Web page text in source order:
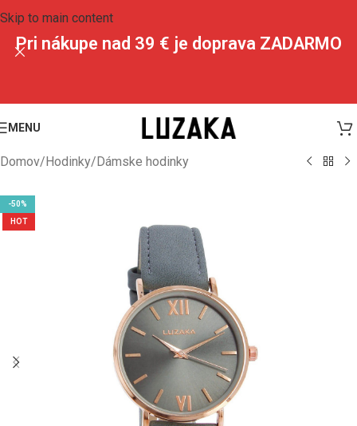
Skip to main content
Pri nákupe nad 39 € je doprava ZADARMO
MENU
Domov/Hodinky/Dámske hodinky
-50%
HOT